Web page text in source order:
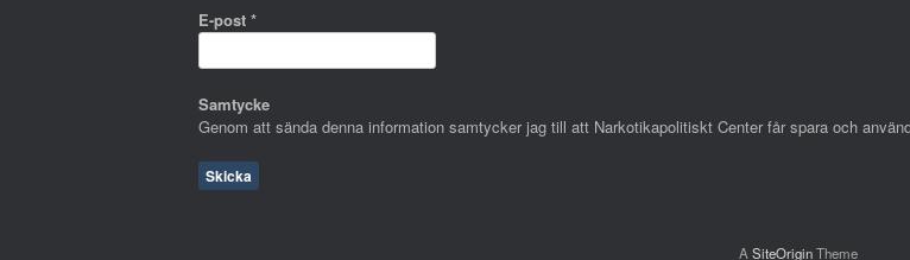
E-post *
Samtycke
Genom att sända denna information samtycker jag till att Narkotikapolitiskt Center får spara och
A SiteOriginTheme